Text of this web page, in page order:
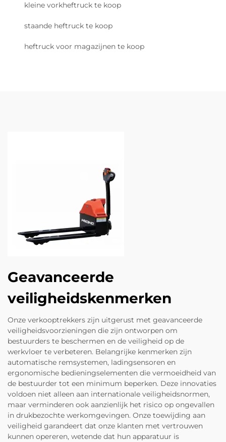
kleine vorkheftruck te koop
staande heftruck te koop
heftruck voor magazijnen te koop
Geavanceerde
veiligheidskenmerken
Onze verkooptrekkers zijn uitgerust met geavanceerde
veiligheidsvoorzieningen die zijn ontworpen om
bestuurders te beschermen en de veiligheid op de
werkvloer te verbeteren. Belangrijke kenmerken zijn
automatische remsystemen, ladingsensoren en
ergonomische bedieningselementen die vermoeidheid van
de bestuurder tot een minimum beperken. Deze innovaties
voldoen niet alleen aan internationale veiligheidsnormen,
maar verminderen ook aanzienlijk het risico op ongevallen
in drukbezochte werkomgevingen. Onze toewijding aan
veiligheid garandeert dat onze klanten met vertrouwen
kunnen opereren, wetende dat hun apparatuur is